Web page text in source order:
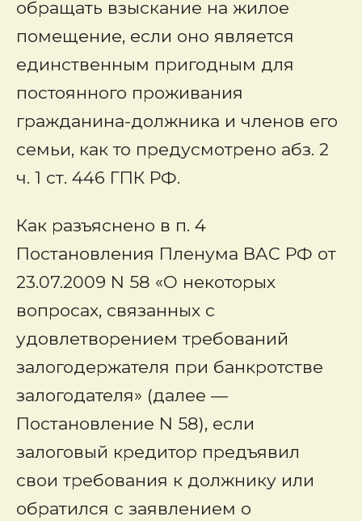
обращать взыскание на жилое
помещение, если оно является
единственным пригодным для
постоянного проживания
гражданина-должника и членов его
семьи, как то предусмотрено абз. 2
ч. 1 ст. 446 ГПК РФ.
Как разъяснено в п. 4
Постановления Пленума ВАС РФ от
23.07.2009 N 58 «О некоторых
вопросах, связанных с
удовлетворением требований
залогодержателя при банкротстве
залогодателя» (далее —
Постановление N 58), если
залоговый кредитор предъявил
свои требования к должнику или
обратился с заявлением о